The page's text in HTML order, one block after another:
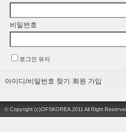
비밀번호
로그인 유지
아이디/비밀번호 찾기 회원 가입
© Copyright (c)OFSKOREA.2011 All Right